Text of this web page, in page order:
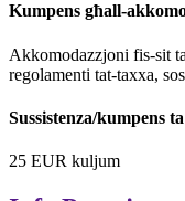
Kumpens għall-
Akkomodazzjoni fis-sit
regolamenti tat-taxxa,
Sussistenza/kumpens
25 EUR kuljum